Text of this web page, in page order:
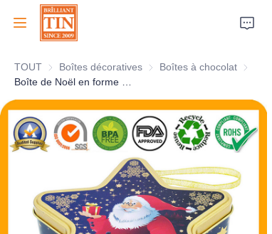
TOUT Boîtes décoratives Boîtes décoratives
Boîtes à chocolat Boîtes
Accueil
Société
Produits
Services clients
Salons professionnels 2026